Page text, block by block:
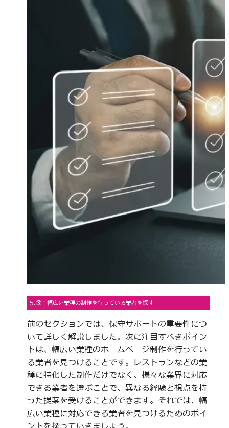
5.③：幅広い業種の制作を行っている業者を探す
前のセクションでは、保守サポートの重要性につ
いて詳しく解説しました。次に注目すべきポイン
トは、幅広い業種のホームページ制作を行ってい
る業者を見つけることです。レストランなどの業
種に特化した制作だけでなく、様々な業界に対応
できる業者を選ぶことで、異なる経験と視点を持
った提案を受けることができます。それでは、幅
広い業種に対応できる業者を見つけるためのポイ
ントを探っていきましょう。